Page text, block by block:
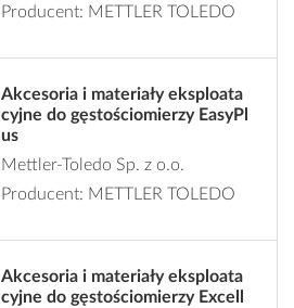
Producent: METTLER TOLEDO
Akcesoria i materiały eksploata
cyjne do gęstościomierzy EasyPl
us
Mettler-Toledo Sp. z o.o.
Producent: METTLER TOLEDO
Akcesoria i materiały eksploata
cyjne do gęstościomierzy Excell